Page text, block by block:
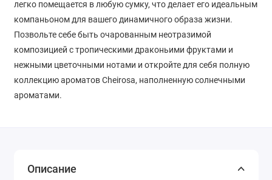
легко помещается в любую сумку, что делает его идеальным
компаньоном для вашего динамичного образа жизни.
Позвольте себе быть очарованным неотразимой
композицией с тропическими драконьими фруктами и
нежными цветочными нотами и откройте для себя полную
коллекцию ароматов Cheirosa, наполненную солнечными
ароматами.
Описание